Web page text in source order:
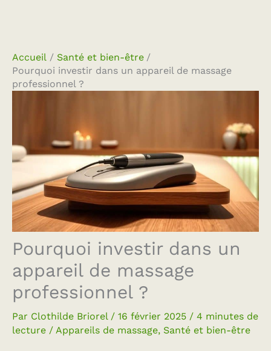
Accueil
Santé et bien-être
Pourquoi investir dans un appareil de massage
professionnel ?
Pourquoi investir dans un
appareil de massage
professionnel ?
Par Clothilde Briorel / 16 février 2025 / 4 minutes de
lecture / Appareils de massage, Santé et bien-être